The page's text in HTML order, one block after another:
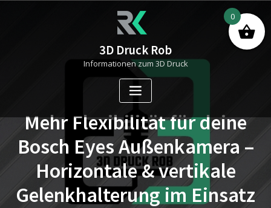
3D Druck Rob
Informationen zum 3D Druck
Mehr Flexibilität für deine
Bosch Eyes Außenkamera –
Horizontale & vertikale
Gelenkhalterung im Einsatz
0